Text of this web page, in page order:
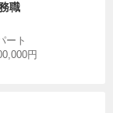
職
ート
円